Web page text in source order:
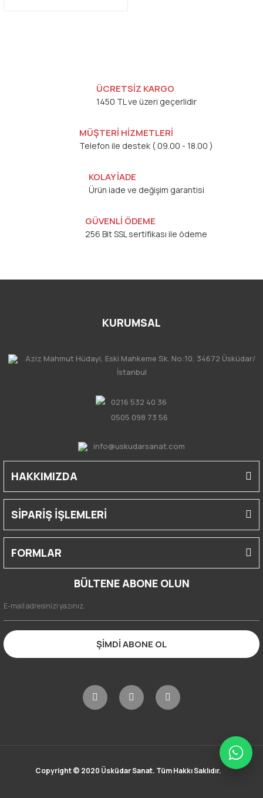
ÜCRETSİZ KARGO
1450 TL ve üzeri geçerlidir
MÜŞTERİ HİZMETLERİ
Telefon ile destek ( 09.00 - 18.00 )
KOLAY İADE
Ürün iade ve değişim garantisi
GÜVENLİ ÖDEME
256 Bit SSL sertifikası ile ödeme
KURUMSAL
Aziz Mahmut Hüdayi, Eski Mahkeme Sk. No:10, 34672 Üsküdar/
İstanbul
0216 532 40 36
0505 098 73 56
info@uskudarsanat.com
HAKKIMIZDA
SİPARİŞ İŞLEMLERİ
FORMLAR
BÜLTENE ABONE OLUN
ŞİMDİ ABONE OL
Copyright © 2020 Üsküdar Sanat. Tüm Hakkı Saklıdır.